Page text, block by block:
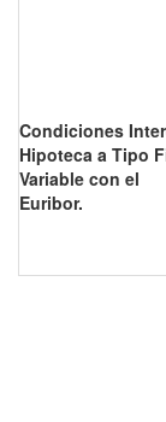
Condiciones
Hipoteca a Tipo
Variable con el
Euribor.